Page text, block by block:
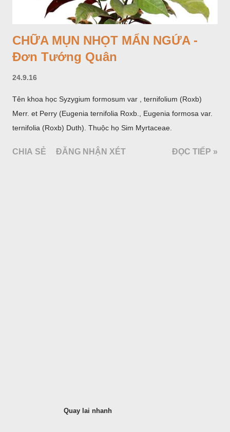
CHỮA MỤN NHỌT MẨN NGỨA -
Đơn Tướng Quân
24.9.16
Tên khoa học Syzygium formosum var , ternifolium (Roxb)
Merr. et Perry (Eugenia ternifolia Roxb., Eugenia formosa var.
ternifolia (Roxb) Duth). Thuộc họ Sim Myrtaceae.
CHIA SẺ ĐĂNG NHẬN XÉT ĐỌC TIẾP »
Quay lai nhanh